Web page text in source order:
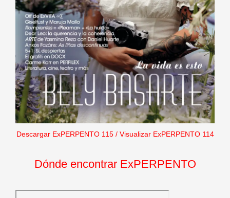
Descargar ExPERPENTO 115/ Visualizar ExPERPENTO 114
Dónde encontrar ExPERPENTO